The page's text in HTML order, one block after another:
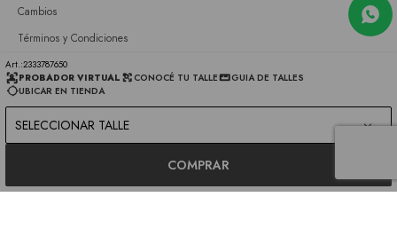
2333787650
PROBADOR VIRTUAL
CONOCÉ TU TALLE
GUIA DE TALLES
UBICAR EN TIENDA
SELECCIONAR TALLE
COMPRAR
Cambios
Términos y Condiciones
GIFT CARD
Empresa
Sobre nosotros
Únete a nuestro equipo